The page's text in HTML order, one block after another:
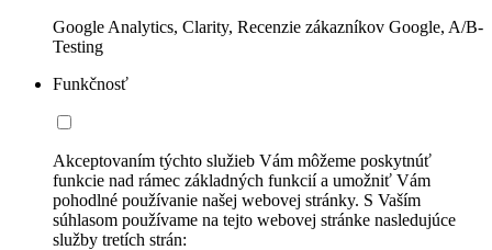
Google Analytics, Clarity, Recenzie zákazníkov Google, A/B-
Testing
Funkčnosť
Akceptovaním týchto služieb Vám môžeme poskytnúť
funkcie nad rámec základných funkcií a umožniť Vám
pohodlné používanie našej webovej stránky. S Vaším
súhlasom používame na tejto webovej stránke nasledujúce
služby tretích strán: